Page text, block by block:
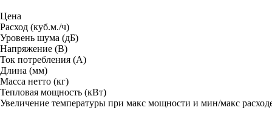
Цена
Расход (куб.м./ч)
Уровень шума (дБ)
Напряжение (В)
Ток потребления (A)
Длина (мм)
Масса нетто (кг)
Тепловая мощность (кВт)
Увеличение температуры при макс мощности и мин/макс